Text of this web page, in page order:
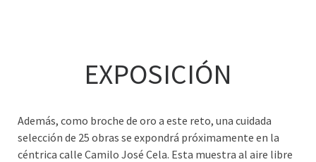
EXPOSICIÓN
Además, como broche de oro a este reto, una cuidada
selección de 25 obras se expondrá próximamente en la
céntrica calle Camilo José Cela. Esta muestra al aire libre